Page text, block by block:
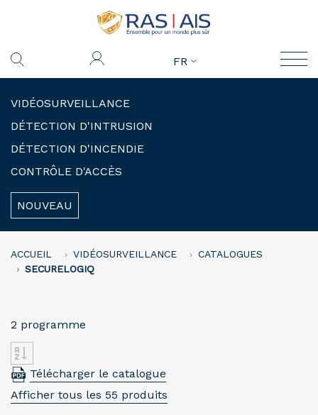
FR
VIDÉOSURVEILLANCE
DÉTECTION D'INTRUSION
DÉTECTION D'INCENDIE
CONTRÔLE D'ACCÈS
NOUVEAU
ACCUEIL VIDÉOSURVEILLANCE
CATALOGUES
SECURELOGIQ
2 programme
Télécharger le catalogue
Afficher tous les 55 produits